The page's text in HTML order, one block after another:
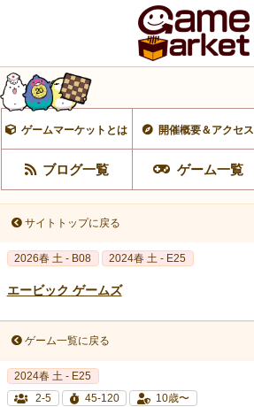
ゲームマーケットとは 開催概要＆アクセス
ブログ一覧 ゲーム一覧
サイトトップに戻る
2026春 土 - B08 2024春 土 - E25
エービック ゲームズ
ゲーム一覧に戻る
2024春 土 - E25
2-5
45-120 10歳〜